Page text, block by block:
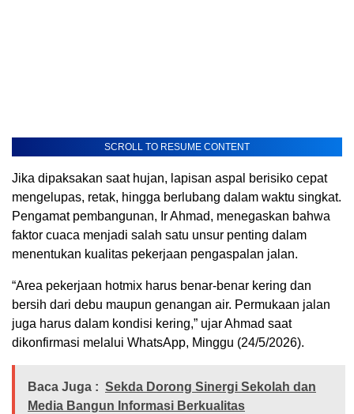
SCROLL TO RESUME CONTENT
Jika dipaksakan saat hujan, lapisan aspal berisiko cepat
mengelupas, retak, hingga berlubang dalam waktu singkat.
Pengamat pembangunan, Ir Ahmad, menegaskan bahwa
faktor cuaca menjadi salah satu unsur penting dalam
menentukan kualitas pekerjaan pengaspalan jalan.
“Area pekerjaan hotmix harus benar-benar kering dan
bersih dari debu maupun genangan air. Permukaan jalan
juga harus dalam kondisi kering,” ujar Ahmad saat
dikonfirmasi melalui WhatsApp, Minggu (24/5/2026).
Baca Juga : Sekda Dorong Sinergi Sekolah dan
Media Bangun Informasi Berkualitas